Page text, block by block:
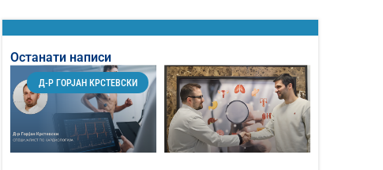
Останати написи
Д-Р ГОРЈАН КРСТЕВСКИ